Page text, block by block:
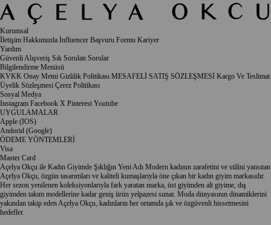
Kurumsal
İletişim Hakkımızda İnfluencer Başvuru Formu Kariyer
Yardım
Güvenli Alışveriş Sık Sorulan Sorular
Bilgilendirme Menüsü
KVKK Onay Metni Gizlilik Politikası MESAFELİ SATIŞ SÖZLEŞMESİ Kargo Ve Teslimat
Üyelik Sözleşmesi Çerez Politikası
Sosyal Medya
Instagram Facebook X Pinterest Youtube
UYGULAMALAR
Apple (IOS)
Andorid (Google)
ÖDEME YÖNTEMLERİ
Visa
Master Card
Açelya Okçu ile Kadın Giyimde Şıklığın Yeni Adı Modern kadının zarafetini ve stilini yansıtan
Açelya Okçu, özgün tasarımları ve kaliteli kumaşlarıyla öne çıkan bir kadın giyim markasıdır.
Her sezon yenilenen koleksiyonlarıyla fark yaratan marka, üst giyimden alt giyime, dış
giyimden takım modellerine kadar geniş ürün yelpazesi sunar. Moda dünyasının dinamiklerini
yakından takip eden Açelya Okçu, kadınların her ortamda şık ve özgüvenli hissetmesini
hedefler.